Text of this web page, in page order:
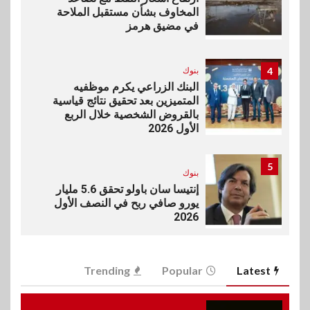
المخاوف بشأن مستقبل الملاحة
في مضيق هرمز
4 بنوك
البنك الزراعي يكرم موظفيه
المتميزين بعد تحقيق نتائج قياسية
بالقروض الشخصية خلال الربع
الأول 2026
5
بنوك
إنتيسا سان باولو تحقق 5.6 مليار
يورو صافي ربح في النصف الأول
2026
غرفة القاهرة تنظم ندوة إلكترونية
لدعم الصادرات وتحقيق
Latest
Popular
Trending